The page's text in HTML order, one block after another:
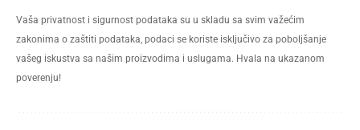
Vaša privatnost i sigurnost podataka su u skladu sa svim važećim
zakonima o zaštiti podataka, podaci se koriste isključivo za poboljšanje
vašeg iskustva sa našim proizvodima i uslugama. Hvala na ukazanom
poverenju!